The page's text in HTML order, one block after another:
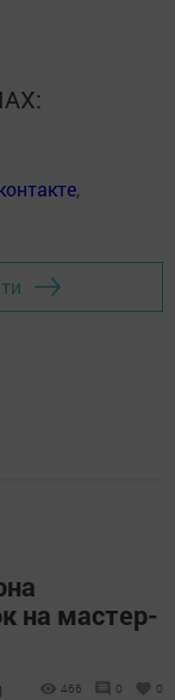
,
на мастер-
466 0 0